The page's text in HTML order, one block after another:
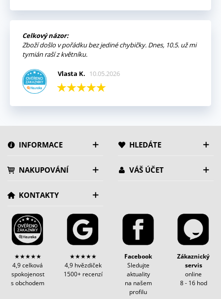
Celkový názor:
Zboží došlo v pořádku bez jediné chybičky. Dnes, 10.5. už mi
tymián raší z květníku.
Vlasta K. 10.05.2026
INFORMACE HLEDÁTE
NAKUPOVÁNÍ VÁŠ ÚČET
KONTAKTY
★★★★★
4,9 celková
spokojenost
s obchodem
★★★★★
4,9 hvězdiček
1500+ recenzí
Facebook
Sledujte
aktuality
na našem
profilu
Zákaznický
servis
online
8 - 16 hod